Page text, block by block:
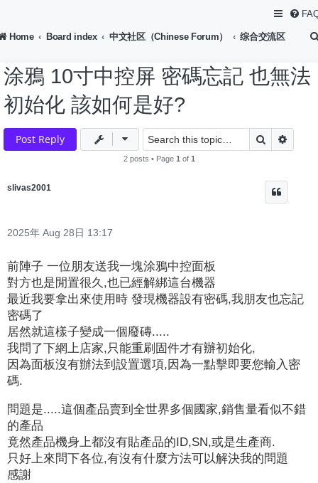
Home Board index 中文社区（Chinese Forum） 综合交流区
涂鴉 10寸中控屏 密碼忘記 也無法
初始化 該如何是好?
Post Reply Search
2 posts • Page 1 of 1
slivas2001
2025年 Aug 28日 13:17
前陣子 一位朋友送我一塊涂鴉中控面板
對方也是閒置很久,也已經解綁這台機器
最近我要拿出來使用時 發現機器設有密碼,我朋友也忘記
密碼了
居然就這樣子變成一個廢磚.....
我問了下網上店家,只能重刷固件才有辦初始化,
因為面板沒有辦法到設置選項,因為一點擊即要您輸入密
碼.
問題是.....這個產品賣到全世界多個國家,銷售量看似不錯
的產品
竟然產品機身上都沒有貼產品的ID,SN,或是生產商.
只好上來問下各位,有沒有什麼方法可以解決我的問題
感謝